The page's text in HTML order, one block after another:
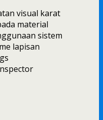
visual karat
material
sistem
lapisan